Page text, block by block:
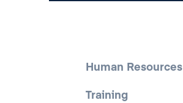
Human Resources
Training